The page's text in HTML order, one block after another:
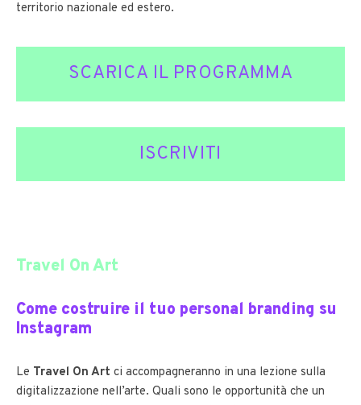
territorio nazionale ed estero.
SCARICA IL PROGRAMMA
ISCRIVITI
Travel On Art
Come costruire il tuo personal branding su
Instagram
Le Travel On Art ci accompagneranno in una lezione sulla
digitalizzazione nell’arte. Quali sono le opportunità che un